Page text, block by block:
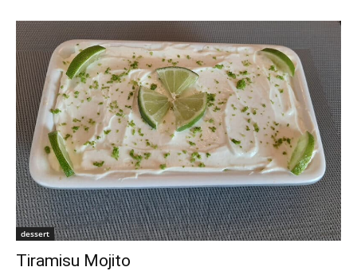
dessert
Tiramisu Mojito